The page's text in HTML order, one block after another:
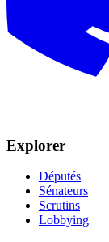
Explorer
Députés
Sénateurs
Scrutins
Lobbying